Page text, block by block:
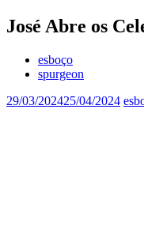
José Abre os
esboço
spurgeon
29/03/202425/04/2024